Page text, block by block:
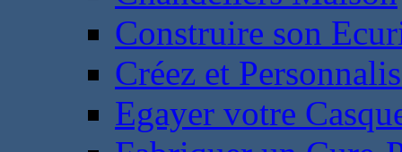
Construire son
Créez et
Egayer votre